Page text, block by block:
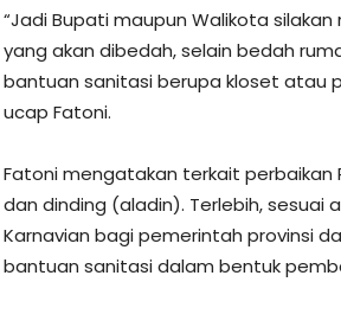
“Jadi Bupati maupun Walikota
yang akan dibedah, selain bedah
bantuan sanitasi berupa kloset atau
ucap Fatoni.
Fatoni mengatakan terkait perbaikan
dan dinding (aladin). Terlebih, sesuai
Karnavian bagi pemerintah provinsi
bantuan sanitasi dalam bentuk